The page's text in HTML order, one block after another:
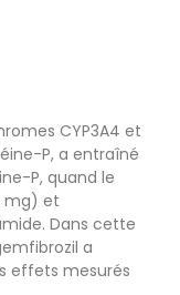
CYP3A4 et
P, a entraîné
P, quand le
mg) et
Dans cette
a
effets mesurés